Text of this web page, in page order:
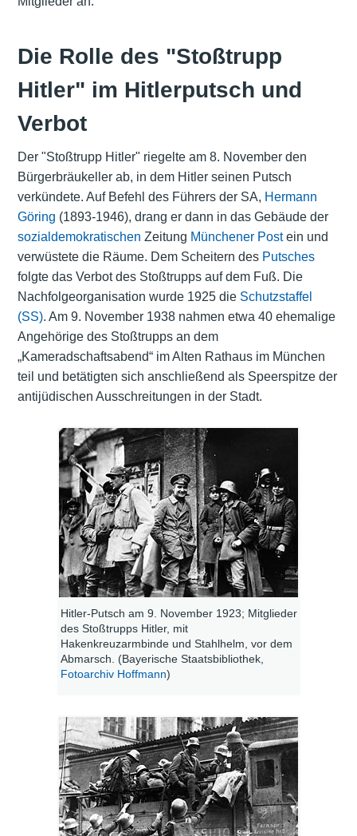
Die Rolle des "Stoßtrupp
Hitler" im Hitlerputsch und
Verbot
Der "Stoßtrupp Hitler" riegelte am 8. November den
Bürgerbräukeller ab, in dem Hitler seinen Putsch
verkündete. Auf Befehl des Führers der SA, Hermann
Göring (1893-1946), drang er dann in das Gebäude der
sozialdemokratischen Zeitung Münchener Postein und
verwüstete die Räume. Dem Scheitern des Putsches
folgte das Verbot des Stoßtrupps auf dem Fuß. Die
Nachfolgeorganisation wurde 1925 die Schutzstaffel
(SS). Am 9. November 1938 nahmen etwa 40 ehemalige
Angehörige des Stoßtrupps an dem
„Kameradschaftsabend“ im Alten Rathaus im München
teil und betätigten sich anschließend als Speerspitze der
antijüdischen Ausschreitungen in der Stadt.
Hitler-Putsch am 9. November 1923; Mitglieder
des Stoßtrupps Hitler, mit
Hakenkreuzarmbinde und Stahlhelm, vor dem
Abmarsch. (Bayerische Staatsbibliothek,
Fotoarchiv Hoffmann)